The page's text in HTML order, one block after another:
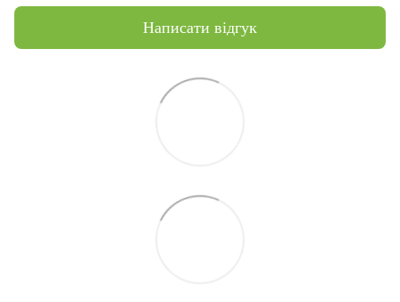
Написати відгук